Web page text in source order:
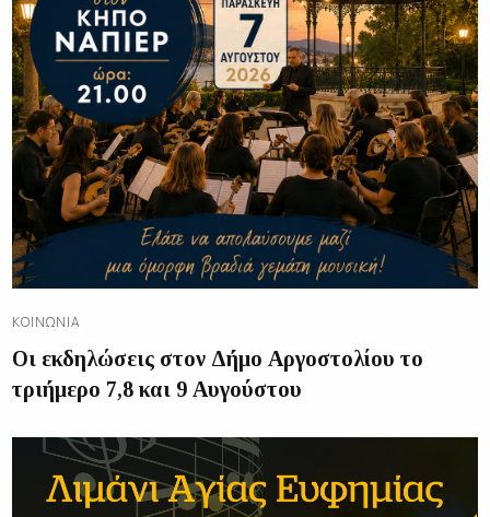
ΚΟΙΝΩΝΊΑ
Οι εκδηλώσεις στον Δήμο Αργοστολίου το
τριήμερο 7,8 και 9 Αυγούστου